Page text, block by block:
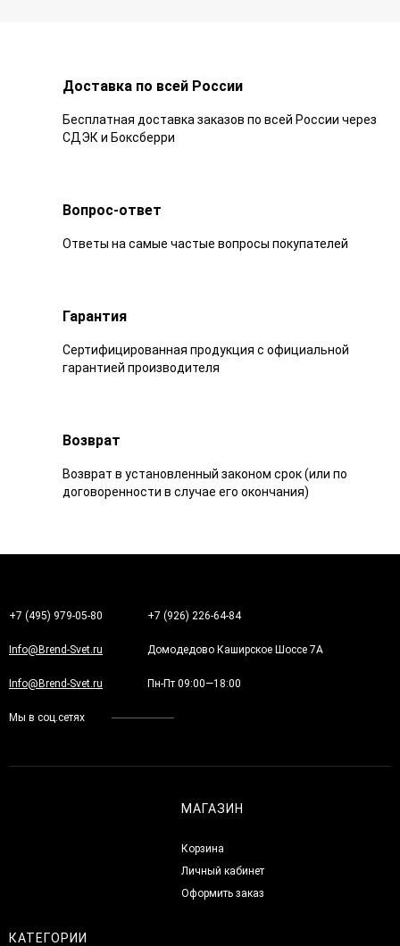
Доставка по всей России
Бесплатная доставка заказов по всей России через
СДЭК и Боксберри
Вопрос-ответ
Ответы на самые частые вопросы покупателей
Гарантия
Сертифицированная продукция с официальной
гарантией производителя
Возврат
Возврат в установленный законом срок (или по
договоренности в случае его окончания)
+7 (495) 979-05-80 +7 (926) 226-64-84
Info@Brend-Svet.ru Домодедово Каширское Шоссе 7А
Info@Brend-Svet.ru Пн-Пт 09:00—18:00
Мы в соц.сетях
МАГАЗИН
Корзина
Личный кабинет
Оформить заказ
КАТЕГОРИИ